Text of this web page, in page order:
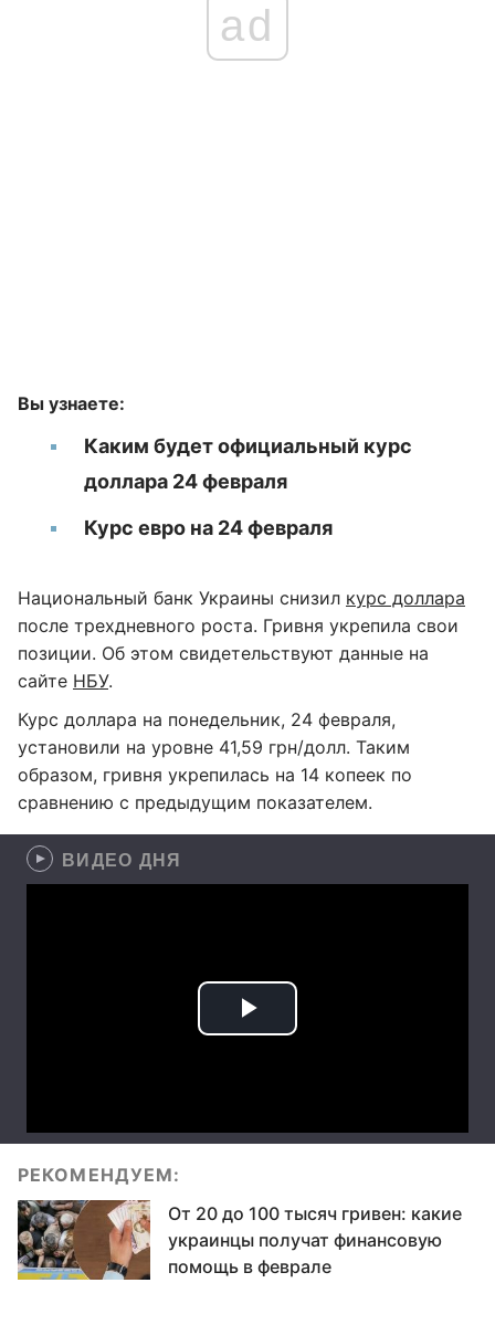
ad
Вы узнаете:
Каким будет официальный курс
доллара 24 февраля
Курс евро на 24 февраля
Национальный банк Украины снизил курс доллара
после трехдневного роста. Гривня укрепила свои
позиции. Об этом свидетельствуют данные на
сайте НБУ.
Курс доллара на понедельник, 24 февраля,
установили на уровне 41,59 грн/долл. Таким
образом, гривня укрепилась на 14 копеек по
сравнению с предыдущим показателем.
ВИДЕО ДНЯ
РЕКОМЕНДУЕМ:
От 20 до 100 тысяч гривен: какие
украинцы получат финансовую
помощь в феврале